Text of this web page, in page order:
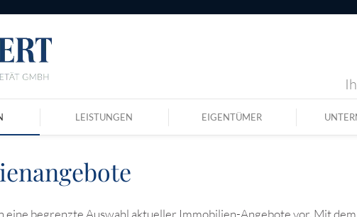
LEISTUNGEN EIGENTÜMER